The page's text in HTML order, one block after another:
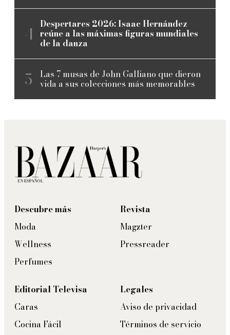
Despertares 2026: Isaac Hernández
reúne a las máximas figuras mundiales
de la danza
Las 7 musas de John Galliano que dieron
vida a sus colecciones más memorables
Descubre más
Moda
Wellness
Perfumes
Revista
Magzter
Pressreader
Editorial Televisa
Caras
Cocina Fácil
Legales
Aviso de privacidad
Términos de servicio